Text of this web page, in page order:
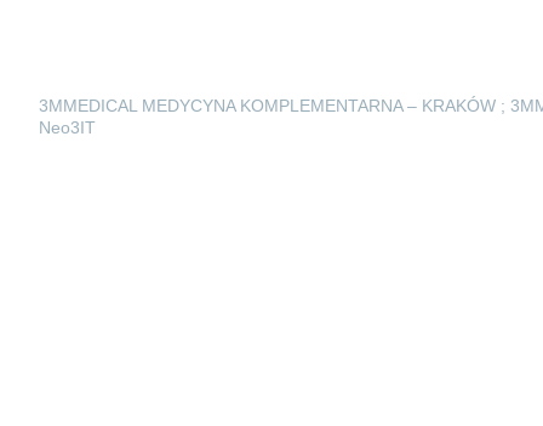
3MMEDICAL MEDYCYNA KOMPLEMENTARNA – KRAKÓW ;
Neo3IT